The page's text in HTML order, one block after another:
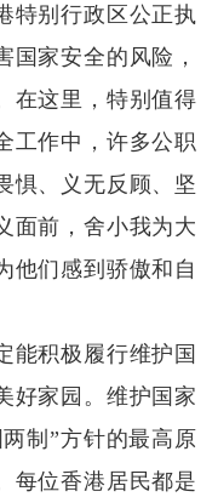
特别行政区公正执
国家安全的风险，
在这里，特别值得
工作中，许多公职
惧、义无反顾、坚
面前，舍小我为大
他们感到骄傲和自
能积极履行维护国
好家园。维护国家
制”方针的最高原
每位香港居民都是